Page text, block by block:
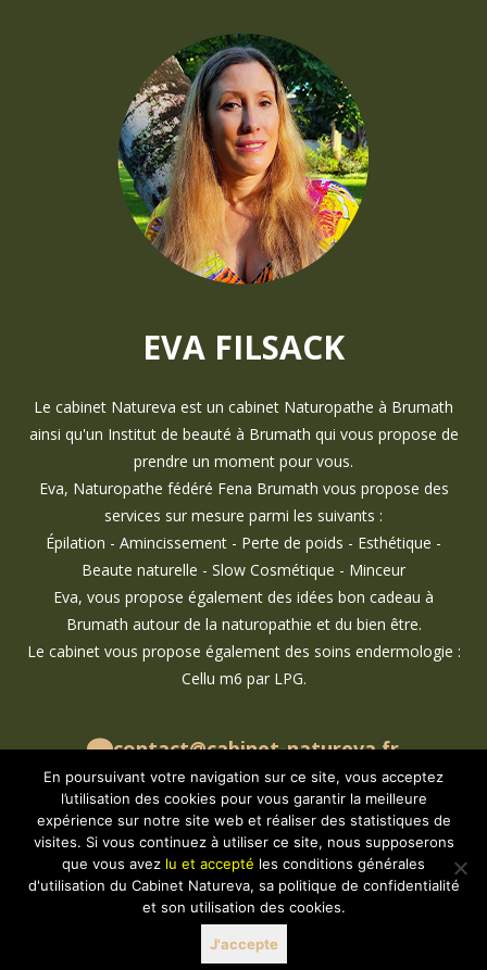
EVA FILSACK
Le cabinet Natureva est un cabinet Naturopathe à Brumath
ainsi qu'un Institut de beauté à Brumath qui vous propose de
prendre un moment pour vous.
Eva, Naturopathe fédéré Fena Brumath vous propose des
services sur mesure parmi les suivants :
Épilation - Amincissement - Perte de poids - Esthétique -
Beaute naturelle - Slow Cosmétique - Minceur
Eva, vous propose également des idées bon cadeau à
Brumath autour de la naturopathie et du bien être.
Le cabinet vous propose également des soins endermologie :
Cellu m6 par LPG.
contact@cabinet-natureva.fr
07 69 29 99 59
cabinet.natureva
cabinet_natureva
Mentions légales
En poursuivant votre navigation sur ce site, vous acceptez
l’utilisation des cookies pour vous garantir la meilleure
expérience sur notre site web et réaliser des statistiques de
visites. Si vous continuez à utiliser ce site, nous supposerons
que vous avez lu et accepté les conditions générales
d'utilisation du Cabinet Natureva, sa politique de confidentialité
et son utilisation des cookies.
J'accepte